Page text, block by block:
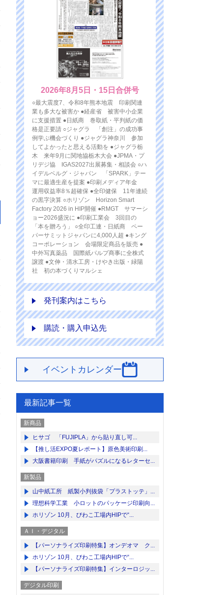
2026年8月5日・15日合併号
○最大震度7、令和8年熊本地震 印刷関連
業も多大な被害か ●経産省 被害中小企業
に支援措置 ●日紙商 巻取紙・平判紙の価
格是正要請 ○ジャグラ 「創注」の成功事
例学ぶ機会づくり ●ジャグラ神奈川 参加
してよかったと思える活動を ●ジャグラ栃
木 来年9月に関地協栃木大会 ●JPMA・プ
リデジ協 IGAS2027出展募集・相談会 ○ハ
イデルベルグ・ジャパン 「SPARK」テー
マに最適生産を提案 ●印刷メディア年金
運用収益率8％超確保 ●全印健保 11年連続
の黒字決算 ○ホリゾン Horizon Smart
Factory 2026 in HIP開催 ●RMGT サマーシ
ョー2026盛況に ●印刷工業会 3回目の
「本を贈ろう」 ○全印工連・日紙商 ペー
パーサミットジャパンに4,000人超 ●キング
コーポレーション 会場限定商品を販売 ●
中外写真薬品 国際紙パルプ商事に全株式
譲渡 ●文伸・清水工房・けやき出版・緑陽
社 初の本づくりマルシェ
発刊案内はこちら
購読・購入申込先
イベントカレンダー
最新記事一覧
新商品
ヒサゴ 「FUJIPLA」から貼り直し可...
【推し活EXPO夏レポート】原色美術印刷...
大阪書籍印刷 手紙がパズルになるレターセ...
新製品
山中紙工所 紙製小判抜袋「プラストッテ」...
理想科学工業 小ロットのパッケージ印刷向...
ホリゾン 10月、びわこ工場内HIPで“...
ＡＩ・デジタル
【パーソナライズ印刷特集】オンデオマ ク...
ホリゾン 10月、びわこ工場内HIPで“...
【パーソナライズ印刷特集】インターロジッ...
デジタル印刷